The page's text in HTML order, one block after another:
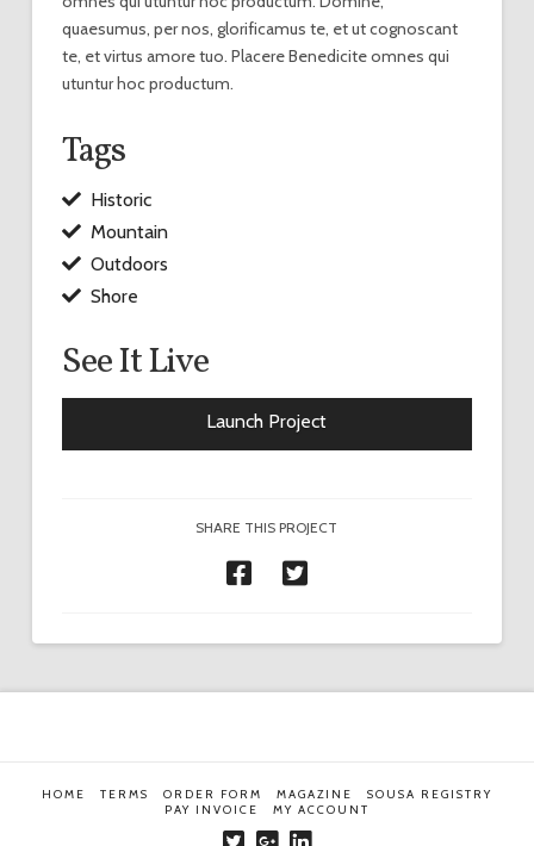
quaesumus, per nos, glorificamus te, et ut cognoscant
te, et virtus amore tuo. Placere Benedicite omnes qui
utuntur hoc productum.
Tags
Historic
Mountain
Outdoors
Shore
See It Live
Launch Project
SHARE THIS PROJECT
HOME TERMS ORDER FORM MAGAZINE
SOUSA REGISTRY
PAY INVOICE
MY ACCOUNT